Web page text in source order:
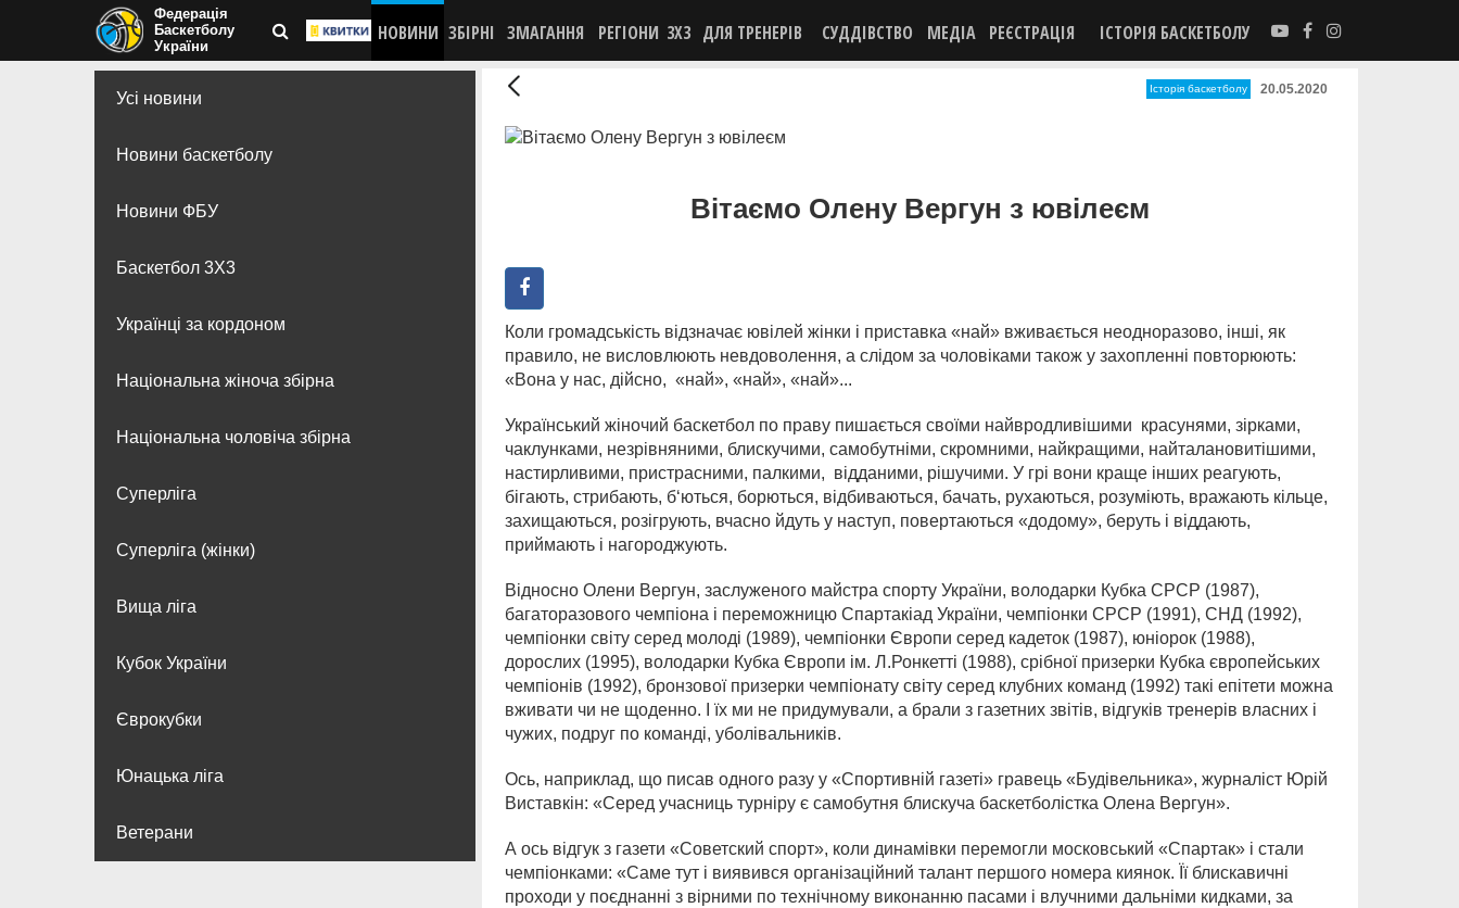
Федерація
Баскетболу
України
НОВИНИ ЗБІРНІ ЗМАГАННЯ РЕГІОНИ 3X3 ДЛЯ ТРЕНЕРІВ СУДДІВСТВО МЕДІА РЕЄСТРАЦІЯ ІСТОРІЯ БАСКЕТБОЛУ
Усі новини
Новини баскетболу
Новини ФБУ
Баскетбол 3Х3
Українці за кордоном
Національна жіноча збірна
Національна чоловіча збірна
Суперліга
Суперліга (жінки)
Вища лiга
Кубок України
Єврокубки
Юнацька ліга
Ветерани
Історія баскетболу 20.05.2020
Вітаємо Олену Вергун з ювілеєм
Коли громадськість відзначає ювілей жінки і приставка «най» вживається неодноразово, інші, як
правило, не висловлюють невдоволення, а слідом за чоловіками також у захопленні повторюють:
«Вона у нас, дійсно, «най», «най», «най»...
Український жіночий баскетбол по праву пишається своїми найвродливішими красунями, зірками,
чаклунками, незрівняними, блискучими, самобутніми, скромними, найкращими, найталановитішими,
настирливими, пристрасними, палкими, відданими, рішучими. У грі вони краще інших реагують,
бігають, стрибають, б‘ються, борються, відбиваються, бачать, рухаються, розуміють, вражають кільце,
захищаються, розігрують, вчасно йдуть у наступ, повертаються «додому», беруть і віддають,
приймають і нагороджують.
Відносно Олени Вергун, заслуженого майстра спорту України, володарки Кубка СРСР (1987),
багаторазового чемпіона і переможницю Спартакіад України, чемпіонки СРСР (1991), СНД (1992),
чемпіонки світу серед молоді (1989), чемпіонки Європи серед кадеток (1987), юніорок (1988),
дорослих (1995), володарки Кубка Європи ім. Л.Ронкетті (1988), срібної призерки Кубка європейських
чемпіонів (1992), бронзової призерки чемпіонату світу серед клубних команд (1992) такі епітети можна
вживати чи не щоденно. І їх ми не придумували, а брали з газетних звітів, відгуків тренерів власних і
чужих, подруг по команді, уболівальників.
Ось, наприклад, що писав одного разу у «Спортивній газеті» гравець «Будівельника», журналіст Юрій
Виставкін: «Серед учасниць турніру є самобутня блискуча баскетболістка Олена Вергун».
А ось відгук з газети «Советский спорт», коли динамівки перемогли московський «Спартак» і стали
чемпіонками: «Саме тут і виявився організаційний талант першого номера киянок. Її блискавичні
проходи у поєднанні з вірними по технічному виконанню пасами і влучними дальніми кидками, за